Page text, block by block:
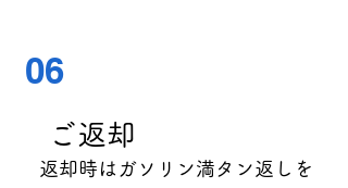
06
ご返却
返却時はガソリン満タン返しを